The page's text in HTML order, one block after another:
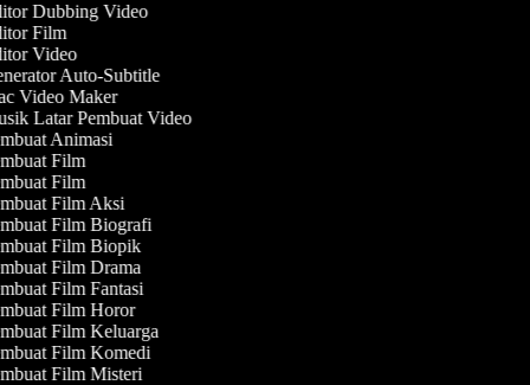
Dubbing Video
Film
Video
Auto-Subtitle
Video Maker
Latar Pembuat Video
Animasi
Film
Film
Film Aksi
Film Biografi
Film Biopik
Film Drama
Film Fantasi
Film Horor
Film Keluarga
Film Komedi
Film Misteri